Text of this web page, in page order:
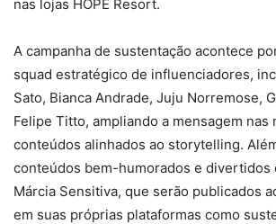
nas lojas HOPE Resort.
A campanha de sustentação acontece
squad estratégico de influenciadores,
Sato, Bianca Andrade, Juju Norremose,
Felipe Titto, ampliando a mensagem nas
conteúdos alinhados ao storytelling.
conteúdos bem-humorados e divertidos
Márcia Sensitiva, que serão publicados
em suas próprias plataformas como